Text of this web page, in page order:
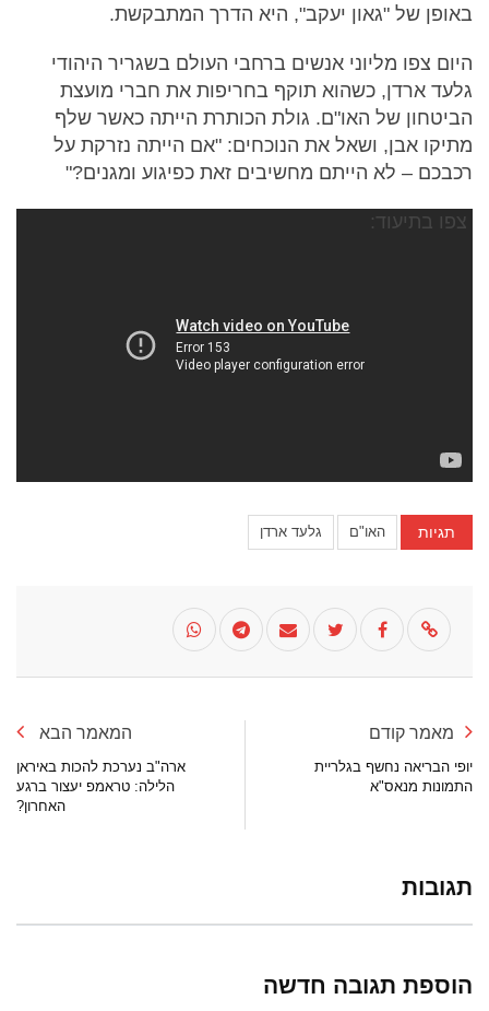
באופן של "גאון יעקב", היא הדרך המתבקשת.
היום צפו מליוני אנשים ברחבי העולם בשגריר היהודי
גלעד ארדן, כשהוא תוקף בחריפות את חברי מועצת
הביטחון של האו"ם. גולת הכותרת הייתה כאשר שלף
מתיקו אבן, ושאל את הנוכחים: "אם הייתה נזרקת על
רכבכם – לא הייתם מחשיבים זאת כפיגוע ומגנים?"
צפו בתיעוד:
תגיות האו"ם גלעד ארדן
מאמר קודם
יופי הבריאה נחשף בגלריית
התמונות מנאס"א
המאמר הבא
ארה"ב נערכת להכות באיראן
הלילה: טראמפ יעצור ברגע
האחרון?
תגובות
הוספת תגובה חדשה